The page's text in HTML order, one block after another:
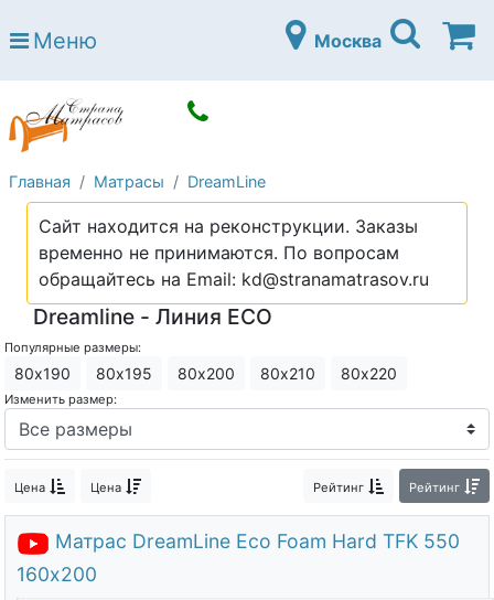
Страна матрасов
Open submenu (Матрасы)
Open submenu (Кровати)
Кровати
Open submenu (Аксессуары)
Open submenu (Диваны)
Диваны
Open submenu (Постельное белье)
Постельное белье
Open submenu (Мебель)
Мебель
Open submenu (Основания)
Основания
Open submenu (Детские матрасы)
Детские матрасы
Open submenu (Детские кровати)
Open submenu (Шкафы)
Шкафы
Контакты
Меню Москва
Главная Матрасы DreamLine
Сайт находится на реконструкции. Заказы
временно не принимаются. По вопросам
обращайтесь на Email: kd@stranamatrasov.ru
Dreamline - Линия ECO
Популярные размеры:
80х190 80х195 80х200 80х210 80х220
Изменить размер:
Цена Цена Рейтинг Рейтинг
Матрас DreamLine Eco Foam Hard TFK 550
160х200